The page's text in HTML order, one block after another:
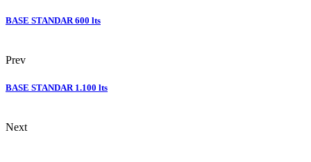
BASE STANDAR 600 lts
Prev
BASE STANDAR 1.100 lts
Next